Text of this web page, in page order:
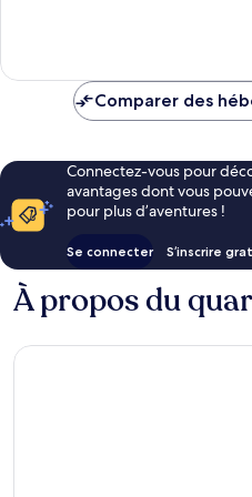
Comparer des
Connectez-vous pour
avantages dont vous
pour plus d’aventures !
Se connecter S’inscrire
À propos du